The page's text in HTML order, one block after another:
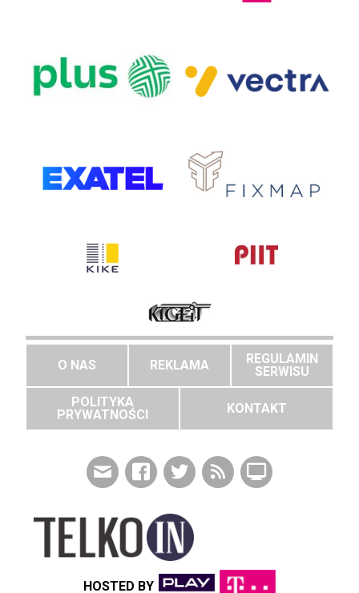
O NAS REKLAMA
REGULAMIN
SERWISU
POLITYKA
PRYWATNOŚCI
KONTAKT
HOSTED BY